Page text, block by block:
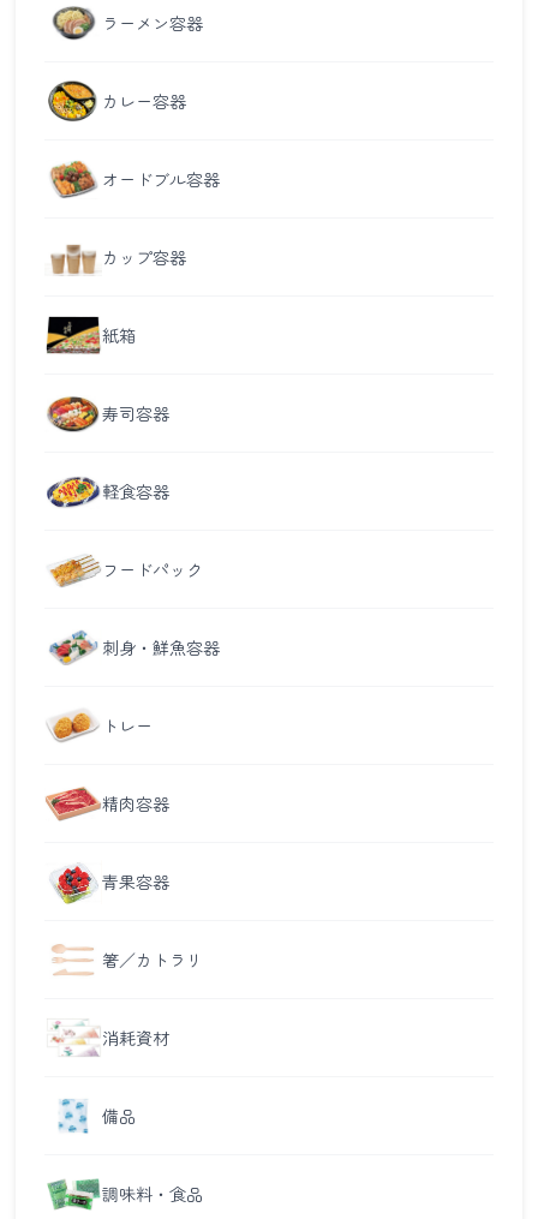
ラーメン容器
カレー容器
オードブル容器
カップ容器
紙箱
寿司容器
軽食容器
フードパック
刺身・鮮魚容器
トレー
精肉容器
青果容器
箸／カトラリ
消耗資材
備品
調味料・食品